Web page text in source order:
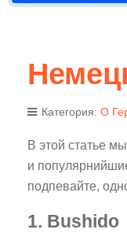
Категория: О
В этой статье
и
подпевайте,
1. Bushido